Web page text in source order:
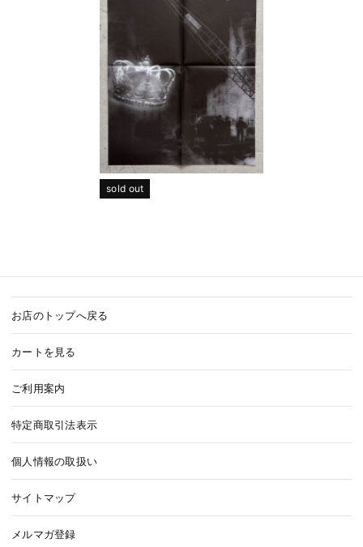
sold out
お店のトップへ戻る
カートを見る
ご利用案内
特定商取引法表示
個人情報の取扱い
サイトマップ
メルマガ登録